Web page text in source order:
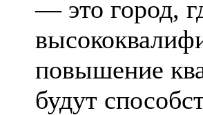
— это город,
повышение
будут